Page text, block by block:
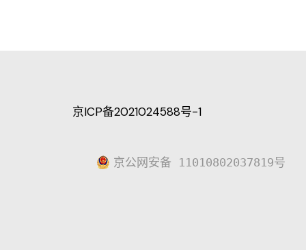
京ICP备2021024588号-1
京公网安备 11010802037819号